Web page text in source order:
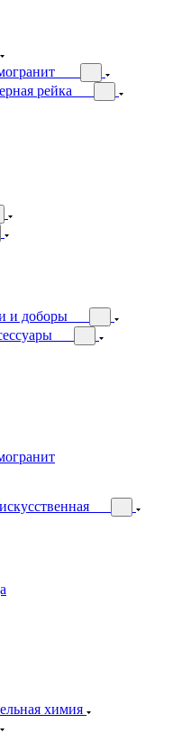
рейка
и доборы
химия